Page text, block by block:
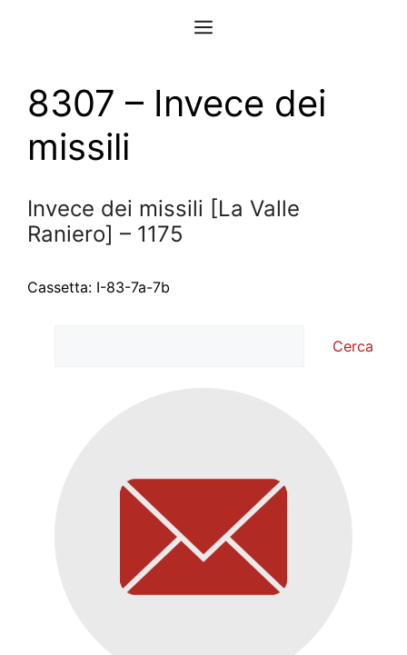
Menu
8307 – Invece dei
missili
Invece dei missili [La Valle
Raniero] – 1175
Cassetta: I-83-7a-7b
Cerca